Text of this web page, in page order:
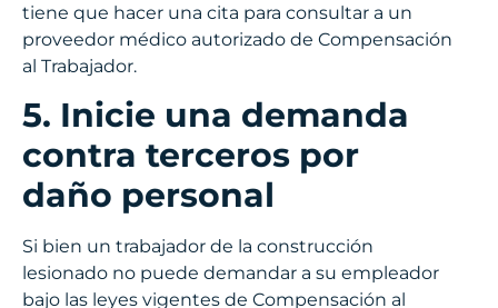
tiene que hacer una cita para consultar a un
proveedor médico autorizado de Compensación
al Trabajador.
5. Inicie una demanda
contra terceros por
daño personal
Si bien un trabajador de la construcción
lesionado no puede demandar a su empleador
bajo las leyes vigentes de Compensación al